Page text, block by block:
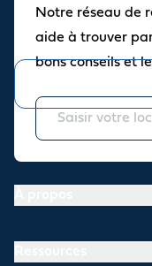
Notre réseau de
aide à trouver
bons conseils et
Restez informé des
Vous pouvez vous